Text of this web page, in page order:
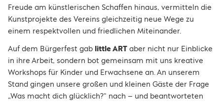
Freude am künstlerischen Schaffen hinaus, vermitteln die
Kunstprojekte des Vereins gleichzeitig neue Wege zu
einem respektvollen und friedlichen Miteinander.
Auf dem Bürgerfest gab little ART aber nicht nur Einblicke
in ihre Arbeit, sondern bot gemeinsam mit uns kreative
Workshops für Kinder und Erwachsene an. An unserem
Stand gingen unsere großen und kleinen Gäste der Frage
„Was macht dich glücklich?“ nach – und beantworteten